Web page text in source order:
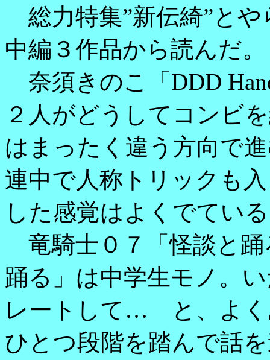
総力特集”新伝綺”と
中編３作品から読んだ。
奈須きのこ「DDD
２人がどうしてコンビ
はまったく違う方向で
連中で人称トリックも
した感覚はよくでてい
竜騎士０７「怪談と
踊る」は中学生モノ。
レートして… と、よく
ひとつ段階を踏んで話